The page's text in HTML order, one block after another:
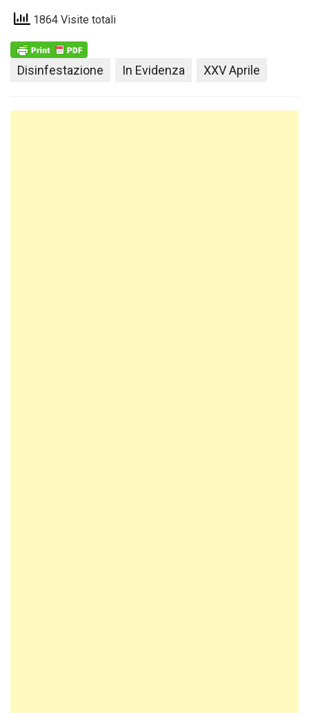
1864 Visite totali
Disinfestazione In Evidenza XXV Aprile